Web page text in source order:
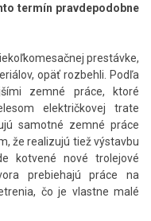
termín pravdepodobne
prestávke,
opäť rozbehli. Podľa
zemné práce, ktoré
električkovej trate
samotné zemné práce
že realizujú tiež výstavbu
kotvené nové trolejové
prebiehajú práce na
čo je vlastne malé